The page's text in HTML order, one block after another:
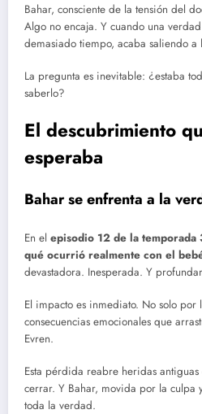
Bahar, consciente de la tensión del
Algo no encaja. Y cuando una
demasiado tiempo, acaba saliendo a
La pregunta es inevitable: ¿estaba
saberlo?
El descubrimiento
esperaba
Bahar se enfrenta a la
En el episodio 12 de la temporada
qué ocurrió realmente con el
devastadora. Inesperada. Y
El impacto es inmediato. No solo
consecuencias emocionales que
Evren.
Esta pérdida reabre heridas
cerrar. Y Bahar, movida por la culpa
toda la verdad.